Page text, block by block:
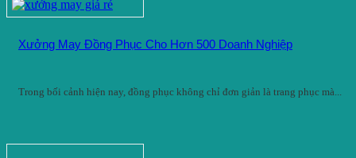
Xưởng May Đồng Phục Cho Hơn 500 Doanh Nghiệp
Trong bối cảnh hiện nay, đồng phục không chỉ đơn giản là trang phục mà...